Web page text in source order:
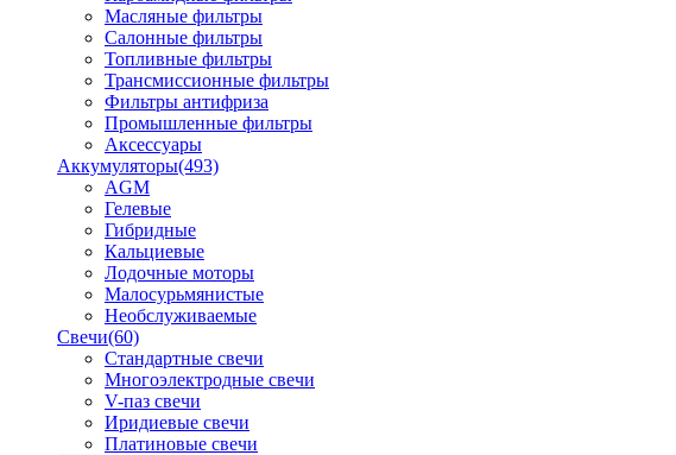
Масляные фильтры
Салонные фильтры
Топливные фильтры
Трансмиссионные фильтры
Фильтры антифриза
Промышленные фильтры
Аксессуары
Аккумуляторы(493)
AGM
Гелевые
Гибридные
Кальциевые
Лодочные моторы
Малосурьмянистые
Необслуживаемые
Свечи(60)
Стандартные свечи
Многоэлектродные свечи
V-паз свечи
Иридиевые свечи
Платиновые свечи